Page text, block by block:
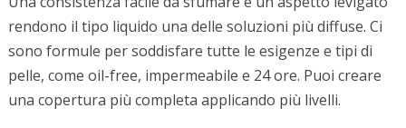
rendono il tipo liquido una delle soluzioni più diffuse. Ci
sono formule per soddisfare tutte le esigenze e tipi di
pelle, come oil-free, impermeabile e 24 ore. Puoi creare
una copertura più completa applicando più livelli.